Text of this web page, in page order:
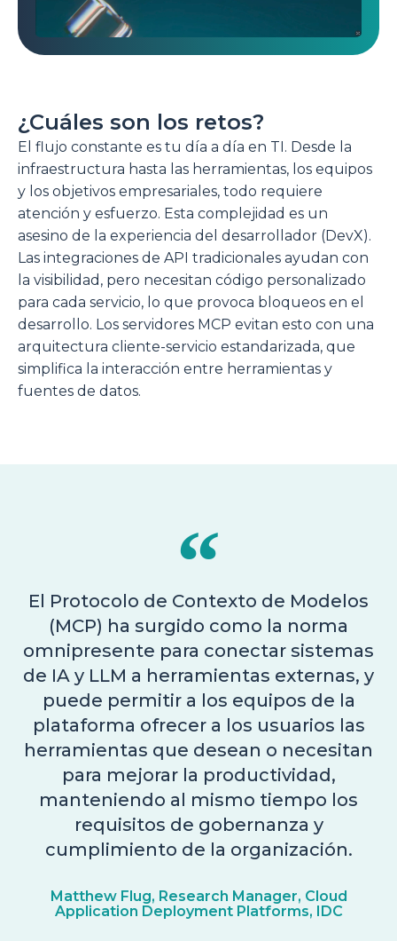
▶
¿Cuáles son los retos?
El flujo constante es tu día a día en TI. Desde la
infraestructura hasta las herramientas, los equipos
y los objetivos empresariales, todo requiere
atención y esfuerzo. Esta complejidad es un
asesino de la experiencia del desarrollador (DevX).
Las integraciones de API tradicionales ayudan con
la visibilidad, pero necesitan código personalizado
para cada servicio, lo que provoca bloqueos en el
desarrollo. Los servidores MCP evitan esto con una
arquitectura cliente-servicio estandarizada, que
simplifica la interacción entre herramientas y
fuentes de datos.
El Protocolo de Contexto de Modelos
(MCP) ha surgido como la norma
omnipresente para conectar sistemas
de IA y LLM a herramientas externas, y
puede permitir a los equipos de la
plataforma ofrecer a los usuarios las
herramientas que desean o necesitan
para mejorar la productividad,
manteniendo al mismo tiempo los
requisitos de gobernanza y
cumplimiento de la organización.
Matthew Flug, Research Manager, Cloud
Application Deployment Platforms, IDC